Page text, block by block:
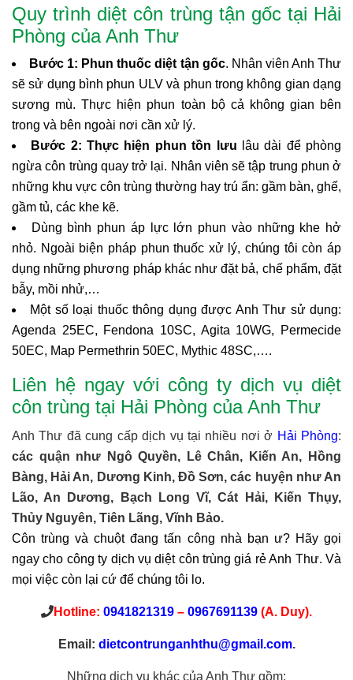
Quy trình diệt côn trùng tận gốc tại Hải
Phòng của Anh Thư
Bước 1: Phun thuốc diệt tận gốc. Nhân viên Anh Thư
sẽ sử dụng bình phun ULV và phun trong không gian dạng
sương mù. Thực hiện phun toàn bộ cả không gian bên
trong và bên ngoài nơi cần xử lý.
Bước 2: Thực hiện phun tồn lưu lâu dài để phòng
ngừa côn trùng quay trở lại. Nhân viên sẽ tập trung phun ở
những khu vực côn trùng thường hay trú ẩn: gầm bàn, ghế,
gầm tủ, các khe kẽ.
Dùng bình phun áp lực lớn phun vào những khe hở
nhỏ. Ngoài biện pháp phun thuốc xử lý, chúng tôi còn áp
dụng những phương pháp khác như đặt bả, chế phẩm, đặt
bẫy, mồi nhử,…
Một số loại thuốc thông dụng được Anh Thư sử dụng:
Agenda 25EC, Fendona 10SC, Agita 10WG, Permecide
50EC, Map Permethrin 50EC, Mythic 48SC,….
Liên hệ ngay với công ty dịch vụ diệt
côn trùng tại Hải Phòng của Anh Thư
Anh Thư đã cung cấp dịch vụ tại nhiều nơi ở Hải Phòng:
các quận như Ngô Quyền, Lê Chân, Kiến An, Hồng
Bàng, Hải An, Dương Kinh, Đồ Sơn, các huyện như An
Lão, An Dương, Bạch Long Vĩ, Cát Hải, Kiến Thụy,
Thủy Nguyên, Tiên Lãng, Vĩnh Bảo.
Côn trùng và chuột đang tấn công nhà bạn ư? Hãy gọi
ngay cho công ty dịch vụ diệt côn trùng giá rẻ Anh Thư. Và
mọi việc còn lại cứ để chúng tôi lo.
Hotline: 0941821319 – 0967691139 (A. Duy).
Email: dietcontrunganhthu@gmail.com.
Những dịch vụ khác của Anh Thư gồm: